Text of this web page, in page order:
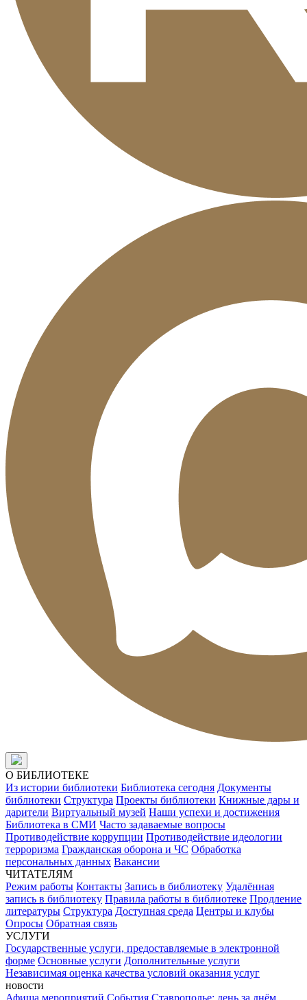
О БИБЛИОТЕКЕ
Из истории библиотеки Библиотека сегодня Документы
библиотеки Структура Проекты библиотеки Книжные дары и
дарители Виртуальный музей Наши успехи и достижения
Библиотека в СМИ Часто задаваемые вопросы
Противодействие коррупции Противодействие идеологии
терроризма Гражданская оборона и ЧС Обработка
персональных данных Вакансии
ЧИТАТЕЛЯМ
Режим работы Контакты Запись в библиотеку Удалённая
запись в библиотеку Правила работы в библиотеке Продление
литературы Структура Доступная среда Центры и клубы
Опросы Обратная связь
УСЛУГИ
Государственные услуги, предоставляемые в электронной
форме Основные услуги Дополнительные услуги
Независимая оценка качества условий оказания услуг
новости
Афиша мероприятий События Ставрополье: день за днём